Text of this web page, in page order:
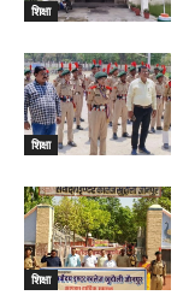
शिक्षा
शिक्षा
शिक्षा